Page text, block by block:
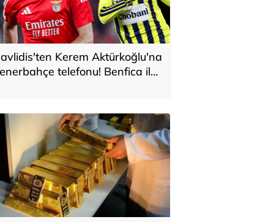
Kerem Aktürkoğlu'na
telefonu! Benfica ile